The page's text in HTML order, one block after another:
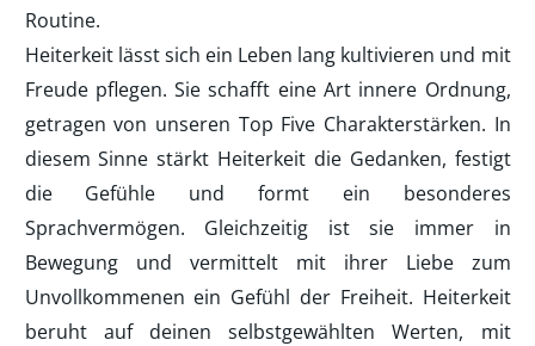
Routine.
Heiterkeit lässt sich ein Leben lang kultivieren und mit
Freude pflegen. Sie schafft eine Art innere Ordnung,
getragen von unseren Top Five Charakterstärken. In
diesem Sinne stärkt Heiterkeit die Gedanken, festigt
die Gefühle und formt ein besonderes
Sprachvermögen. Gleichzeitig ist sie immer in
Bewegung und vermittelt mit ihrer Liebe zum
Unvollkommenen ein Gefühl der Freiheit. Heiterkeit
beruht auf deinen selbstgewählten Werten, mit